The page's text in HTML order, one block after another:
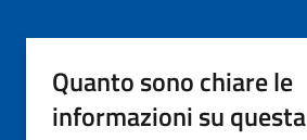
Quanto sono chiare le
informazioni su questa